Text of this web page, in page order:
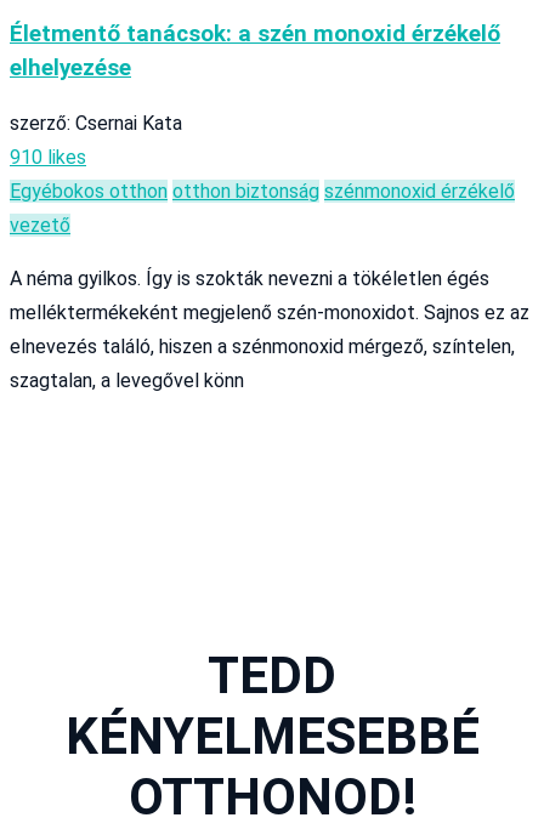
Életmentő tanácsok: a szén monoxid érzékelő
elhelyezése
szerző: Csernai Kata
910 likes
Egyébokos otthon otthon biztonság szénmonoxid érzékelő
vezető
A néma gyilkos. Így is szokták nevezni a tökéletlen égés
melléktermékeként megjelenő szén-monoxidot. Sajnos ez az
elnevezés találó, hiszen a szénmonoxid mérgező, színtelen,
szagtalan, a levegővel könn
TEDD
KÉNYELMESEBBÉ
OTTHONOD!